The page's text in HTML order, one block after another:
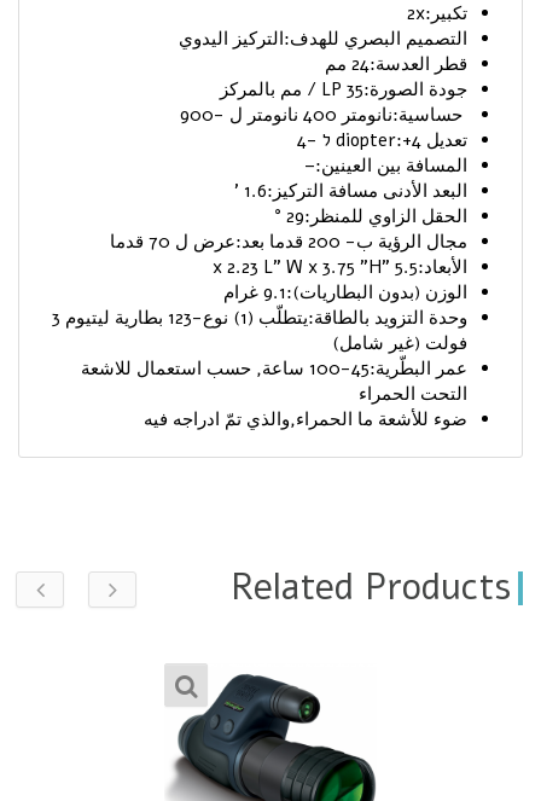
تكبير: 2x
التصميم البصري للهدف:التركيز اليدوي
قطر العدسة:24 مم
جودة الصورة:35 LP / مم بالمركز
حساسية:نانومتر400 نانومتر ل -900
تعديل diopter: +4 ל -4
المسافة بين العينين:–
البعد الأدنى مسافة التركيز: 1.6 '
الحقل الزاوي للمنظر: 29 °
مجال الرؤية ب- 200 قدما بعد:عرض ل
70 قدما
الأبعاد:5.5 "x 2.23 L" W x 3.75 "H
الوزن (بدون البطاريات):9.1 غرام
وحدة التزويد بالطاقة:يتطلّب
(1) نوع-123 بطارية ليتيوم 3
فولت (غير شامل)
عمر البطّرية:
45-100 ساعة, حسب استعمال للاشعة
التحت الحمراء
ضوء للأشعة ما الحمراء,والذي تمّ ادراجه فيه
Related Products